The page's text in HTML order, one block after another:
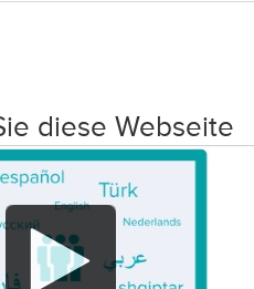
diese Webseite